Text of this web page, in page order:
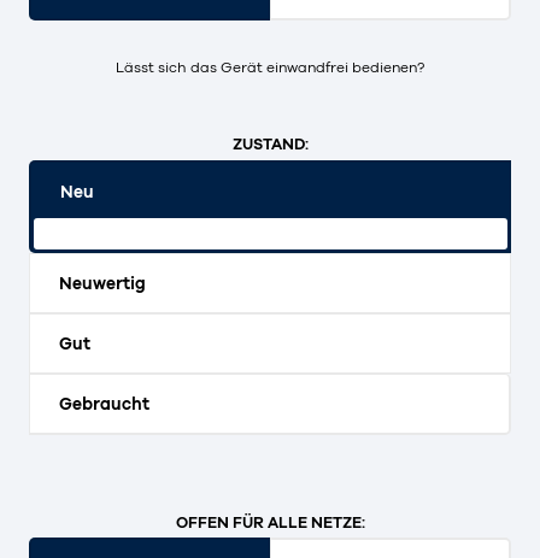
Lässt sich das Gerät einwandfrei bedienen?
ZUSTAND:
Neu
Neuwertig
Gut
Gebraucht
OFFEN FÜR ALLE NETZE: